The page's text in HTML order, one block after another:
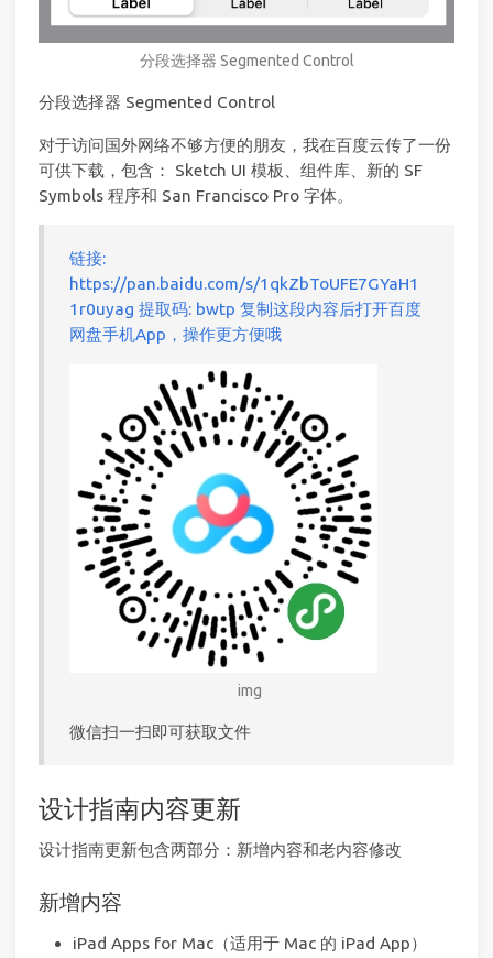
分段选择器 Segmented Control
分段选择器 Segmented Control
对于访问国外网络不够方便的朋友，我在百度云传了一份
可供下载，包含： Sketch UI 模板、组件库、新的 SF
Symbols 程序和 San Francisco Pro 字体。
链接:
https://pan.baidu.com/s/1qkZbToUFE7GYaH1
1r0uyag 提取码: bwtp 复制这段内容后打开百度
网盘手机App，操作更方便哦
img
微信扫一扫即可获取文件
设计指南内容更新
设计指南更新包含两部分：新增内容和老内容修改
新增内容
iPad Apps for Mac（适用于 Mac 的 iPad App）